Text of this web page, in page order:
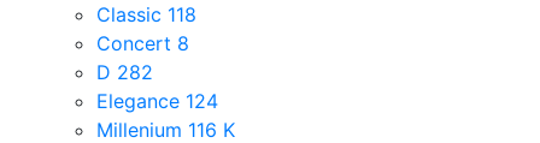
Classic 118
Concert 8
D 282
Elegance 124
Millenium 116 K